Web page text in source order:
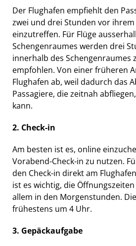
Der Flughafen empfiehlt den
zwei und drei Stunden vor
einzutreffen. Für Flüge
Schengenraumes werden drei
innerhalb des Schengenraumes
empfohlen. Von einer früheren
Flughafen ab, weil dadurch das
Passagiere, die zeitnah
kann.
2. Check-in
Am besten ist es, online
Vorabend-Check-in zu nutzen.
den Check-in direkt am
ist es wichtig, die
allem in den Morgenstunden.
frühestens um 4 Uhr.
3. Gepäckaufgabe